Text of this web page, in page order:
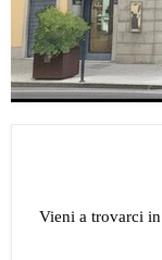
Vieni a trovarci in